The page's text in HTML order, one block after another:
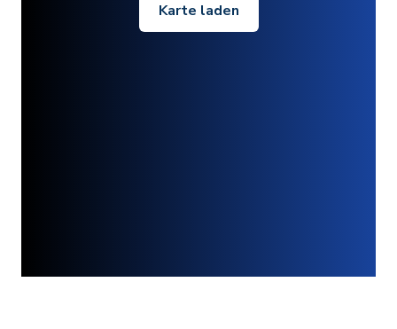
Karte laden